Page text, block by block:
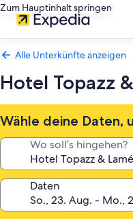
Zum Hauptinhalt springen
Alle Unterkünfte anzeigen
Hotel Topazz
Wähle deine Daten,
Wo soll’s hingehen?
Daten